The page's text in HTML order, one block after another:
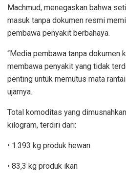
Machmud, menegaskan bahwa
masuk tanpa dokumen resmi
pembawa penyakit berbahaya.
“Media pembawa tanpa dokumen
membawa penyakit yang tidak
penting untuk memutus mata
ujarnya.
Total komoditas yang
kilogram, terdiri dari:
• 1.393 kg produk hewan
• 83,3 kg produk ikan